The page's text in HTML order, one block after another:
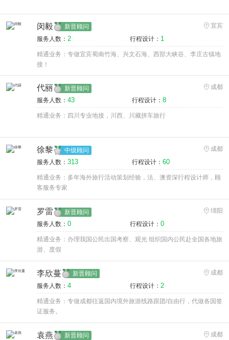
闵毅 新晋顾问
宜宾
服务人数： 2 行程设计： 1
精通业务：专做宜宾蜀南竹海、兴文石海、西部大峡谷、李庄古镇地
接！
代丽 新晋顾问
成都
服务人数： 43 行程设计： 8
精通业务：四川专业地接，川西、川藏拼车旅行
徐黎 中级顾问
成都
服务人数： 313 行程设计： 60
精通业务：多年海外旅行活动策划经验，法、澳资深行程设计师，顾
客服务专家
罗雷 新晋顾问
绵阳
服务人数： 0 行程设计： 0
精通业务：办理我国公民出国考察、观光 组织国内公民赴全国各地旅
游、度假
李欣蔓 新晋顾问
成都
服务人数： 4 行程设计： 2
精通业务：专做成都往返国内境外旅游线路跟团/自由行，代做各国签
证服务。
袁燕 新晋顾问
成都